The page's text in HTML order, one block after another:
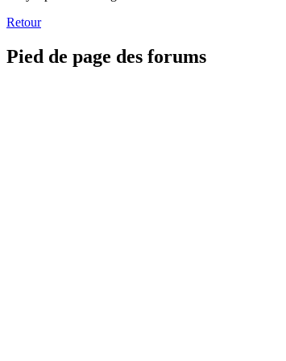
Retour
Pied de page des forums